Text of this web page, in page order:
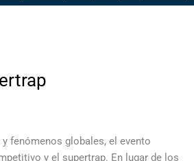
fenómenos globales, el evento
y el supertrap. En lugar de los